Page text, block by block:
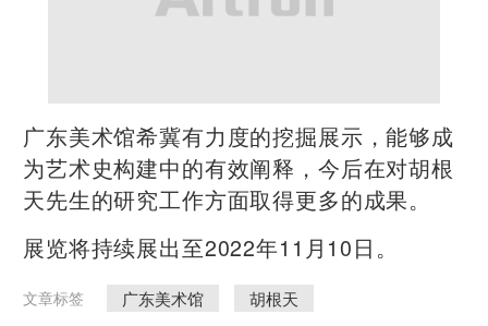
广东美术馆希冀有力度的挖掘展示，能够成
为艺术史构建中的有效阐释，今后在对胡根
天先生的研究工作方面取得更多的成果。
展览将持续展出至2022年11月10日。
文章标签 广东美术馆 胡根天